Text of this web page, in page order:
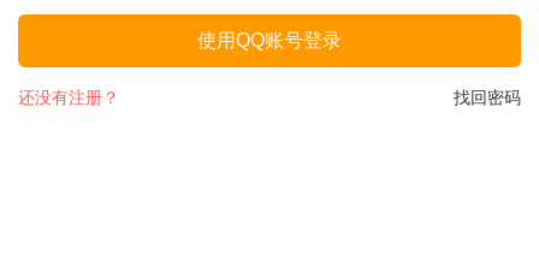
使用QQ账号登录
找回密码
还没有注册？